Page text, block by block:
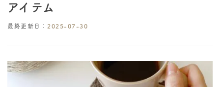
アイテム
最終更新日： 2025-07-30